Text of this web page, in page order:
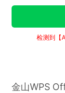
检测到【
金山WPS